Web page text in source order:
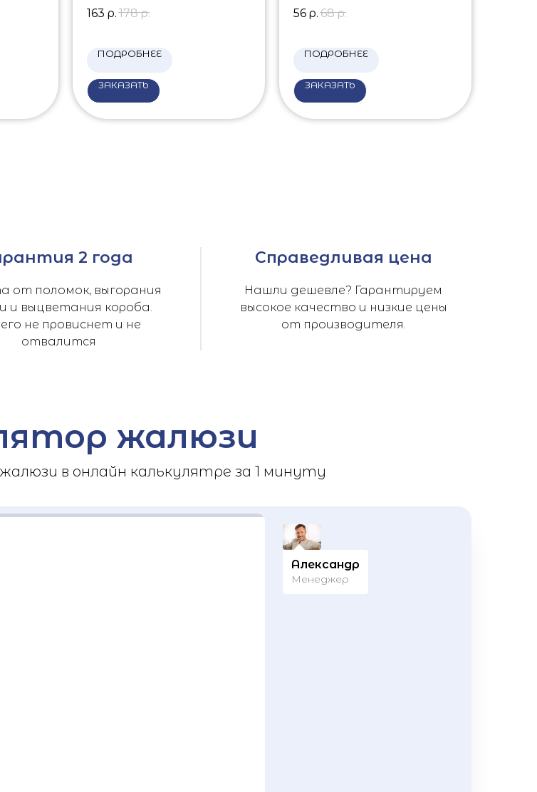
163 р. 178 р.
ПОДРОБНЕЕ
ЗАКАЗАТЬ
56 р. 68 р.
ПОДРОБНЕЕ
ЗАКАЗАТЬ
2 года
от поломок, выгорания
и выцветания короба.
не провиснет и не
отвалится
Справедливая цена
Нашли дешевле? Гарантируем
высокое качество и низкие цены
от производителя.
жалюзи
в онлайн калькулятре за 1 минуту
Александр
Менеджер